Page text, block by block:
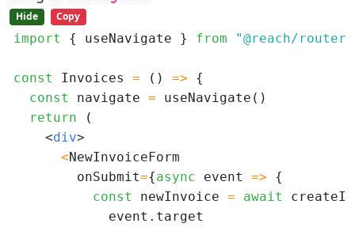
Hide Copy
import { useNavigate } from "@reach/router"
const Invoices = () => {
const
navigate = useNavigate()
return (
<div>
<NewInvoiceForm
        onSubmit
={async event => {
const
newInvoice = await
            event.target